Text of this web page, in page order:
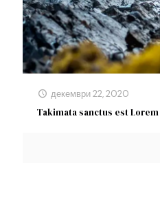
декември 22, 2020
Takimata sanctus est Lorem